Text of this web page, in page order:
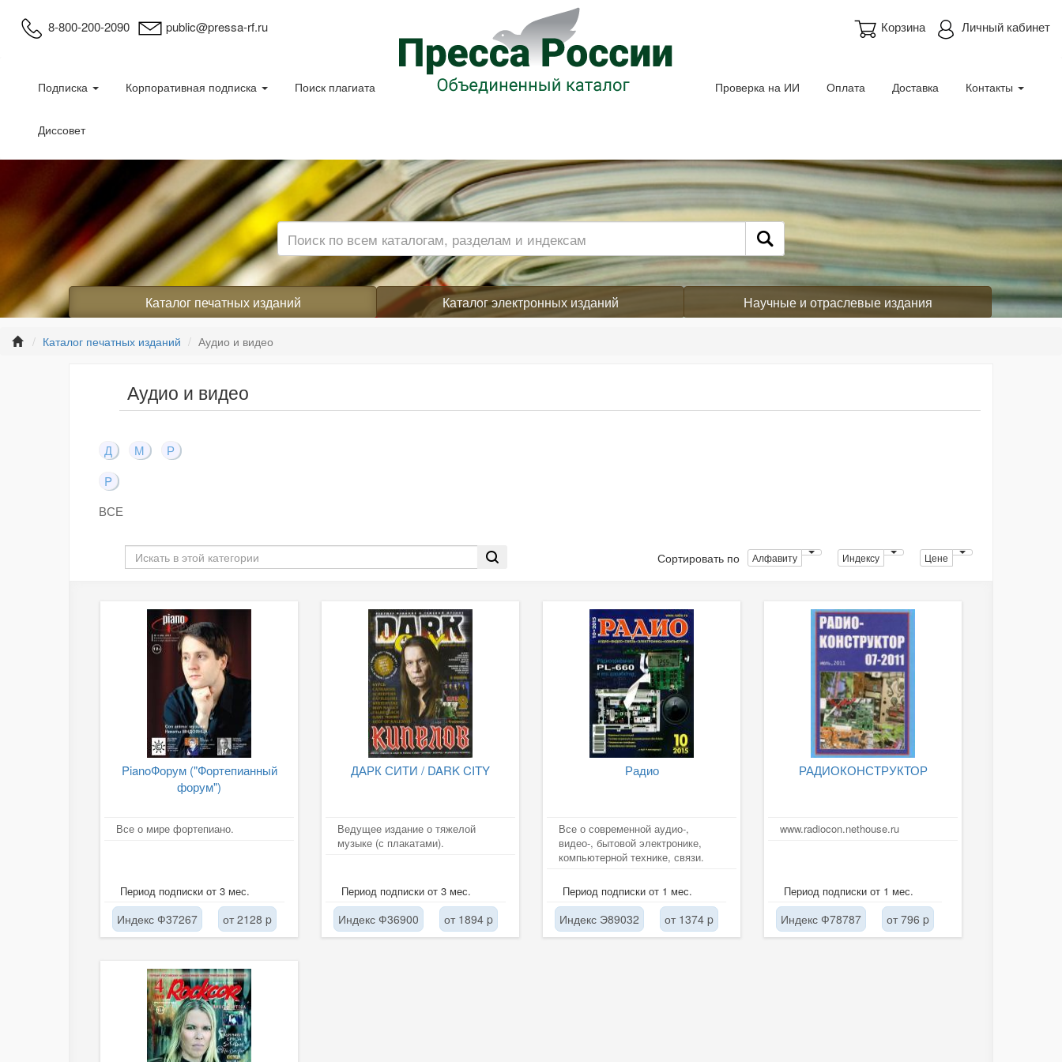
8-800-200-2090 public@pressa-rf.ru Личный кабинет
Корзина
Подписка Корпоративная подписка Поиск плагиата
Диссовет
Проверка на ИИ Оплата Доставка Контакты
Каталог печатных изданий Каталог электронных изданий Научные и отраслевые издания
Каталог печатных изданий Аудио и видео
Аудио и видео
Д М
Р
P
ВСЕ
Сортировать по Алфавиту Индексу Цене
PianoФорум ("Фортепианный
форум")
Все о мире фортепиано.
Период подписки от 3 мес.
Индекс Ф37267 от 2128 p
ДАРК СИТИ / DARK CITY
Ведущее издание о тяжелой
музыке (с плакатами).
Период подписки от 3 мес.
Индекс Ф36900 от 1894 p
Радио
Все о современной аудио-,
видео-, бытовой электронике,
компьютерной технике, связи.
Период подписки от 1 мес.
Индекс Э89032 от 1374 p
РАДИОКОНСТРУКТОР
www.radiocon.nethouse.ru
Период подписки от 1 мес.
Индекс Ф78787 от 796 p